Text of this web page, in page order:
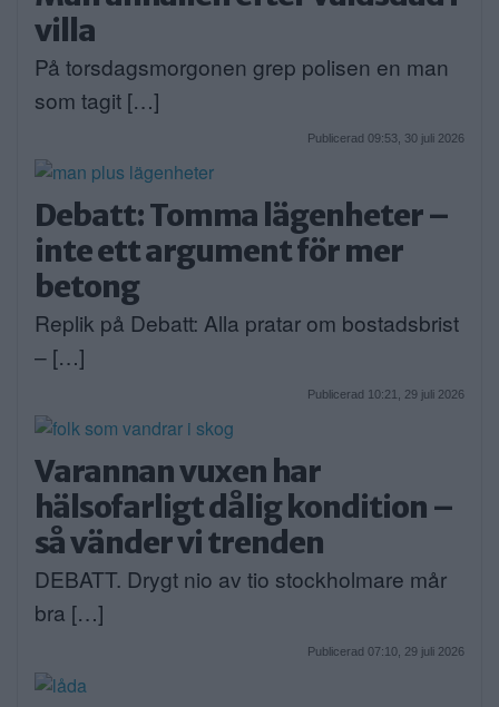
villa
På torsdagsmorgonen grep polisen en man
som tagit […]
Publicerad 09:53, 30 juli 2026
Debatt: Tomma lägenheter –
inte ett argument för mer
betong
Replik på Debatt: Alla pratar om bostadsbrist
– […]
Publicerad 10:21, 29 juli 2026
Varannan vuxen har
hälsofarligt dålig kondition –
så vänder vi trenden
DEBATT. Drygt nio av tio stockholmare mår
bra […]
Publicerad 07:10, 29 juli 2026